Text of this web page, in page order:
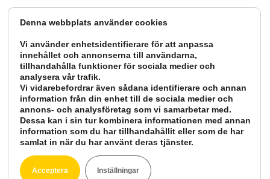
Trekammarbrunn
Större avlopp för flera hushåll och samfälligheter
Vad är ett minireningsverk
Övergödning
SENASTE NYHETERNA
Vårmarknad i Mariannelund!
Stor skogsmässa på Bolmsö, Ljungby!
Avloppskväll i Närkesberg!
Välkommen nya Oxyfix R-90!
Denna webbplats använder cookies
Vi använder enhetsidentifierare för att anpassa
innehållet och annonserna till användarna,
tillhandahålla funktioner för sociala medier och
analysera vår trafik.
Vi vidarebefordrar även sådana identifierare och annan
information från din enhet till de sociala medier och
annons- och analysföretag som vi samarbetar med.
Dessa kan i sin tur kombinera informationen med annan
information som du har tillhandahållit eller som de har
samlat in när du har använt deras tjänster.
Acceptera Inställningar